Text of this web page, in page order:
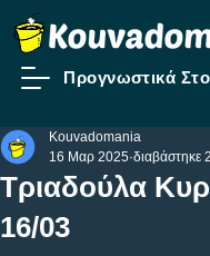
Προγνωστικά
Τριαδούλα
16/03
Kouvadomania
16 Μαρ 2025 διαβάστηκε